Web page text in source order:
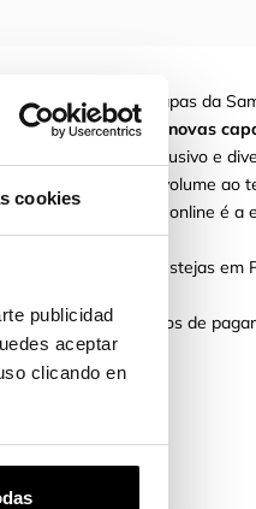
cookies
publicidad
aceptar
clicando en
com as novas Capas da
telemóvel? Com as novas
um desenho exclusivo e
muito peso ou volume ao
nossa loja de capas online é a
entre 48-96H, quer estejas em
diferentes métodos de